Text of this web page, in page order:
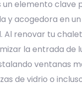
un elemento clave
y acogedora en
Al renovar tu
la entrada de
ventanas
de vidrio o